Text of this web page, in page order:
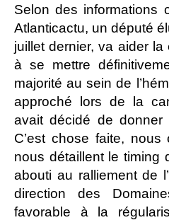
Selon des informations
Atlanticactu, un député
juillet dernier, va aider
à se mettre
majorité au sein de
approché lors de la
avait décidé de donner
C’est chose faite,
nous détaillent le timing
abouti au ralliement de
direction des
favorable à la